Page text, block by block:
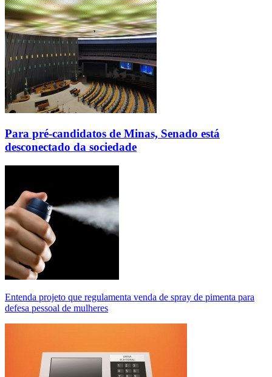
Para pré-candidatos de Minas, Senado está
desconectado da sociedade
Entenda projeto que regulamenta venda de spray de pimenta para
defesa pessoal de mulheres